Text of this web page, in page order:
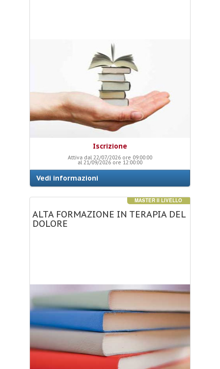
Iscrizione
Attiva dal 22/07/2026 ore 09:00:00
al 21/09/2026 ore 12:00:00
Vedi informazioni
MASTER II LIVELLO
ALTA FORMAZIONE IN TERAPIA DEL
DOLORE